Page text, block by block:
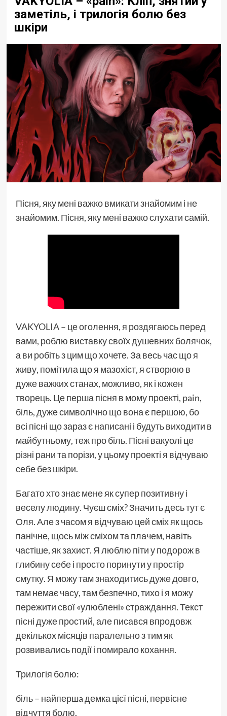
заметіль, і трилогія болю без
шкіри
Пісня, яку мені важко вмикати знайомим і не
знайомим. Пісня, яку мені важко слухати самій.
VAKYOLIA– це оголення, я роздягаюсь перед
вами, роблю виставку своїх душевних болячок,
а ви робіть з цим що хочете. За весь час що я
живу, помітила що я мазохіст, я створюю в
дуже важких станах, можливо, як і кожен
творець. Це перша пісня в мому проекті, pain,
біль, дуже символічно що вона є першою, бо
всі пісні що зараз є написані і будуть виходити в
майбутньому, теж про біль. Пісні вакуолі це
різні рани та порізи, у цьому проекті я відчуваю
себе без шкіри.
Багато хто знає мене як супер позитивну і
веселу людину. Чуєш сміх? Значить десь тут є
Оля. Але з часом я відчуваю цей сміх як щось
панічне, щось між сміхом та плачем, навіть
частіше, як захист. Я люблю піти у подорож в
глибину себе і просто поринути у простір
смутку. Я можу там знаходитись дуже довго,
там немає часу, там безпечно, тихо і я можу
пережити свої «улюблені» страждання. Текст
пісні дуже простий, але писався впродовж
декількох місяців паралельно з тим як
розвивались події і помирало кохання.
Трилогія болю:
біль – найпершa демка цієї пісні, первісне
відчуття болю.